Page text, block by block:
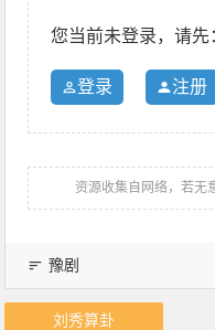
您当前未登录，请先
登录 注册
资源收集自网络，若无
豫剧
刘秀算卦